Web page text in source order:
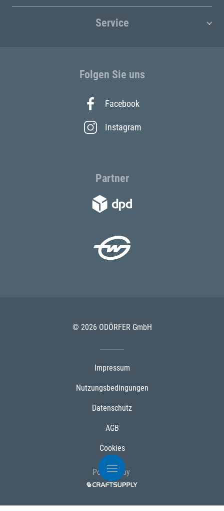
Service
Folgen Sie uns
Facebook
Instagram
Partner
© 2026 ODÖRFER GmbH
Impressum
Nutzungsbedingungen
Datenschutz
AGB
Cookies
Powered by